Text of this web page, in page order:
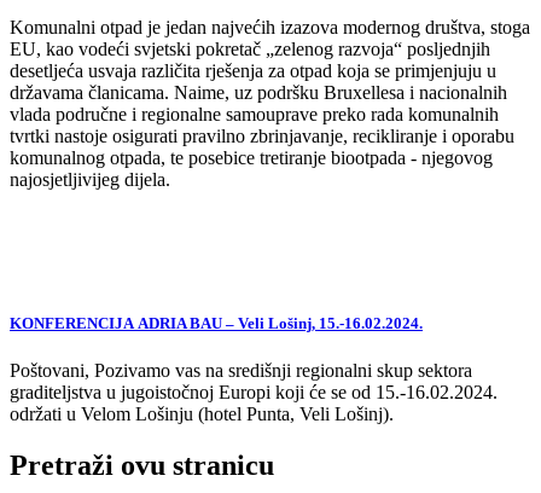
Komunalni otpad je jedan najvećih izazova modernog društva, stoga
EU, kao vodeći svjetski pokretač „zelenog razvoja“ posljednjih
desetljeća usvaja različita rješenja za otpad koja se primjenjuju u
državama članicama. Naime, uz podršku Bruxellesa i nacionalnih
vlada područne i regionalne samouprave preko rada komunalnih
tvrtki nastoje osigurati pravilno zbrinjavanje, recikliranje i oporabu
komunalnog otpada, te posebice tretiranje biootpada - njegovog
najosjetljivijeg dijela.
KONFERENCIJA ADRIA BAU – Veli Lošinj, 15.-16.02.2024.
Poštovani, Pozivamo vas na središnji regionalni skup sektora
graditeljstva u jugoistočnoj Europi koji će se od 15.-16.02.2024.
održati u Velom Lošinju (hotel Punta, Veli Lošinj).
Pretraži ovu stranicu